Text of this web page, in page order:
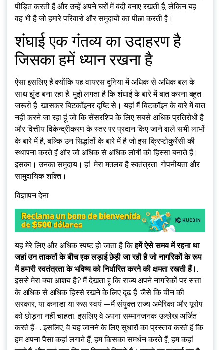
पीड़ित करती है और उन्हें अपने घरों में बंदी बनाए रखती है, लेकिन यह
वह भी है जो हमारे परिवारों और समुदायों का पीछा करती है।
शंघाई एक गंतव्य का उदाहरण है
जिसका हमें ध्यान रखना है
ऐसा इसलिए है क्योंकि यह वायरस दुनिया में अधिक से अधिक बल के
साथ झुंड बना रहा है, मुझे लगता है कि शंघाई के बारे में बात करना बहुत
जरूरी है, खासकर बिटकॉइनर दृष्टि से। यहां मैं बिटकॉइन के बारे में बात
नहीं करने जा रहा हूं जो कि सेंसरशिप के लिए सबसे अधिक प्रतिरोधी है
और वित्तीय विकेन्द्रीकरण के स्तर पर प्रदान किए जाने वाले सभी लाभों
के बारे में है, बल्कि उन सिद्धांतों के बारे में है जो इस क्रिप्टोकुरेंसी की
स्थापना करते हैं और जो अधिक से अधिक लोगों को हिस्सा बनाते हैं।
इसका। उनका समुदाय। हां, मेरा मतलब है स्वतंत्रता, गोपनीयता और
सामुदायिक शक्ति।
विज्ञापन देना
यह मेरे लिए और अधिक स्पष्ट हो जाता है किहमें ऐसे समय में रहना था
जहां उन ताकतों के बीच एक लड़ाई छेड़ी जा रही है जो नागरिकों के रूप
में हमारी स्वतंत्रता के भविष्य को निर्धारित करने की क्षमता रखती हैं।.
इससे मेरा क्या आशय है? मैं देखता हूं कि राज्य अपने नागरिकों पर सत्ता
के अधिक से अधिक हिस्से रखने के लिए दृढ़ हैं, जैसे कि चीन की
सरकार, या कनाडा या रूस स्वयं —मैं संयुक्त राज्य अमेरिका और यूरोप
को छोड़ना नहीं चाहता, इसलिए वे अपना सम्मानजनक उल्लेख अर्जित
करते हैं- . इसलिए, वे यह जानने के लिए सुधारों का प्रस्ताव करते हैं कि
हम अपना पैसा कहां लगाते हैं, हम किसका समर्थन करते हैं, हम कहां